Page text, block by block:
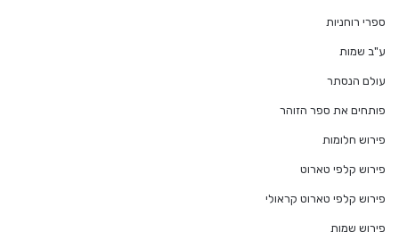
ספרי רוחניות
ע"ב שמות
עולם הנסתר
פותחים את ספר הזוהר
פירוש חלומות
פירוש קלפי טארוט
פירוש קלפי טארוט קראולי
פירוש שמות